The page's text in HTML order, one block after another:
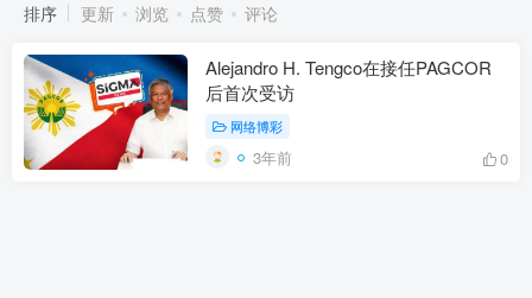
排序 更新 浏览 点赞 评论
Alejandro H. Tengco在接任PAGCOR
后首次受访
网络博彩
3年前 0